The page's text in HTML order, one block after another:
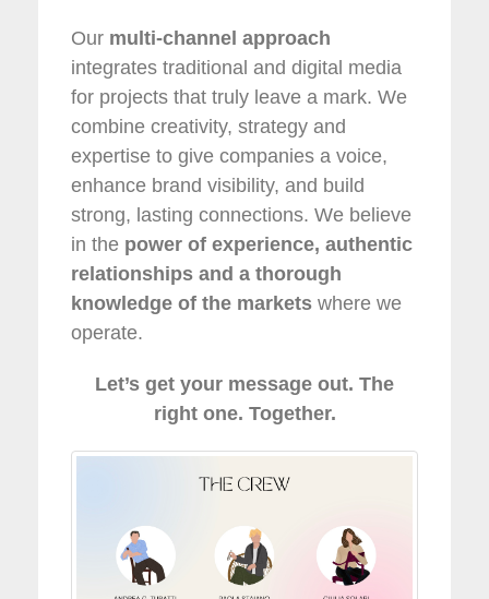
Our multi-channel approach
integrates traditional and digital media
for projects that truly leave a mark. We
combine creativity, strategy and
expertise to give companies a voice,
enhance brand visibility, and build
strong, lasting connections. We believe
in the power of experience, authentic
relationships and a thorough
knowledge of the markets where we
operate.
Let’s get your message out. The
right one. Together.